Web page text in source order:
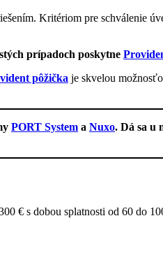
Kritériom pre schválenie
prípadoch poskytne
pôžička je skvelou
PORT System a Nuxo. Dá sa u
€ s dobou splatnosti od 60 do